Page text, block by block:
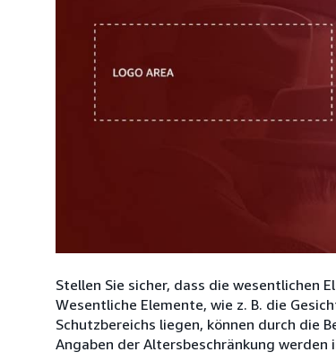
Stellen Sie sicher, dass die wesentlichen
Wesentliche Elemente, wie z. B. die
Schutzbereichs liegen, können durch die
Angaben der Altersbeschränkung werden